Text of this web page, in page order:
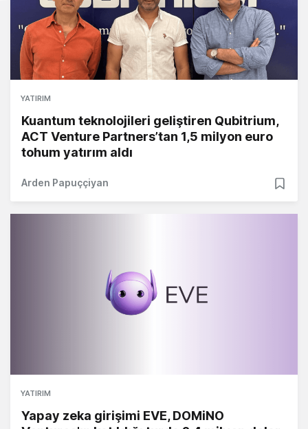
YATIRIM
Kuantum teknolojileri geliştiren Qubitrium,
ACT Venture Partners’tan 1,5 milyon euro
tohum yatırım aldı
Arden Papuççiyan
YATIRIM
Yapay zeka girişimi EVE, DOMiNO